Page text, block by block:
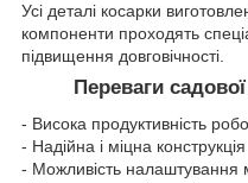
Усі деталі косарки
компоненти проходять
підвищення довговічності.
Переваги
- Висока продуктивність
- Надійна і міцна конструкція
- Можливість налаштування